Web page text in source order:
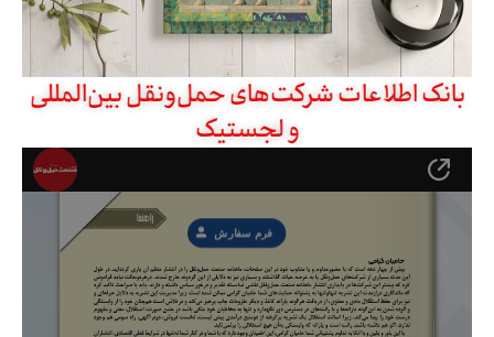
بانک اطلاعات شرکت‌های حمل‌ونقل بین‌المللی
و لجستیک